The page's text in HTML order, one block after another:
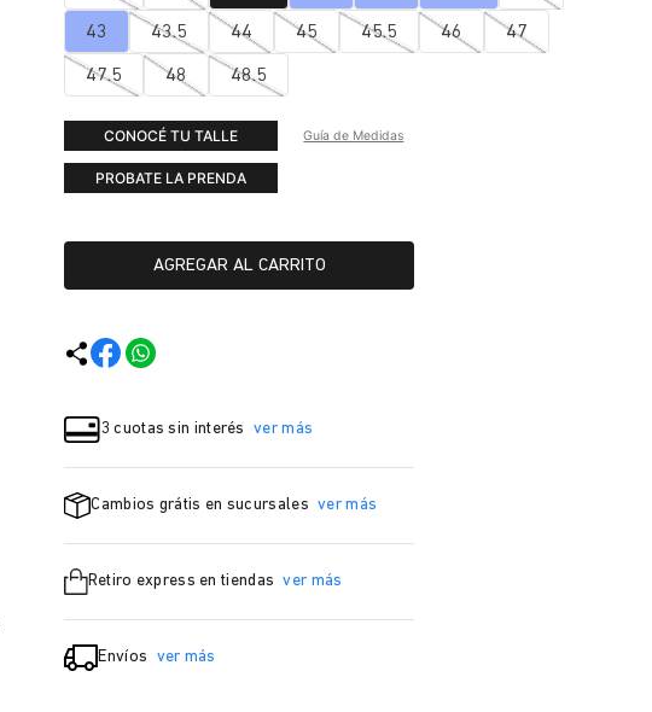
43 43.5 44 45 45.5 46 47
47.5 48 48.5
CONOCÉ TU TALLE Guía de Medidas
PROBATE LA PRENDA
AGREGAR AL CARRITO
3 cuotas sin interés ver más
Cambios grátis en sucursales ver más
Retiro express en tiendas ver más
Envíos ver más